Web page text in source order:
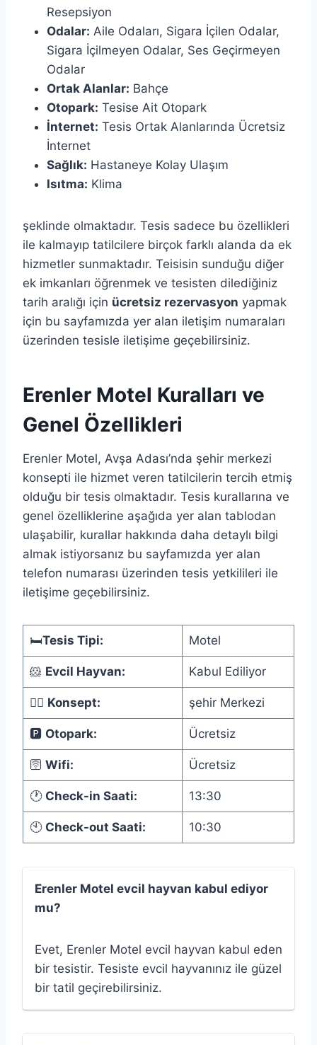
Resepsiyon
Odalar: Aile Odaları, Sigara İçilen Odalar,
Sigara İçilmeyen Odalar, Ses Geçirmeyen
Odalar
Ortak Alanlar: Bahçe
Otopark: Tesise Ait Otopark
İnternet: Tesis Ortak Alanlarında Ücretsiz
İnternet
Sağlık: Hastaneye Kolay Ulaşım
Isıtma: Klima
şeklinde olmaktadır. Tesis sadece bu özellikleri
ile kalmayıp tatilcilere birçok farklı alanda da ek
hizmetler sunmaktadır. Teisisin sunduğu diğer
ek imkanları öğrenmek ve tesisten dilediğiniz
tarih aralığı için ücretsiz rezervasyon yapmak
için bu sayfamızda yer alan iletişim numaraları
üzerinden tesisle iletişime geçebilirsiniz.
Erenler Motel Kuralları ve
Genel Özellikleri
Erenler Motel, Avşa Adası’nda şehir merkezi
konsepti ile hizmet veren tatilcilerin tercih etmiş
olduğu bir tesis olmaktadır. Tesis kurallarına ve
genel özelliklerine aşağıda yer alan tablodan
ulaşabilir, kurallar hakkında daha detaylı bilgi
almak istiyorsanız bu sayfamızda yer alan
telefon numarası üzerinden tesis yetkilileri ile
iletişime geçebilirsiniz.
🛏️Tesis Tipi: Motel
🐹 Evcil Hayvan: Kabul Ediliyor
🏊🏻‍ Konsept: şehir Merkezi
🅿️ Otopark: Ücretsiz
🛜 Wifi: Ücretsiz
🕐 Check-in Saati: 13:30
🕙 Check-out Saati: 10:30
Erenler Motel evcil hayvan kabul ediyor
mu?
Evet, Erenler Motel evcil hayvan kabul eden
bir tesistir. Tesiste evcil hayvanınız ile güzel
bir tatil geçirebilirsiniz.